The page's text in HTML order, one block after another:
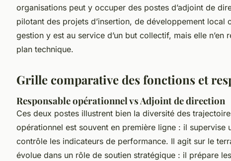
organisations peut y occuper des postes d’adjoint de
pilotant des projets d’insertion, de développement local
gestion y est au service d’un but collectif, mais elle n’en
plan technique.
Grille comparative des fonctions et
Responsable opérationnel vs Adjoint de direction
Ces deux postes illustrent bien la diversité des
opérationnel est souvent en première ligne : il supervise
contrôle les indicateurs de performance. Il agit sur le
évolue dans un rôle de soutien stratégique : il prépare